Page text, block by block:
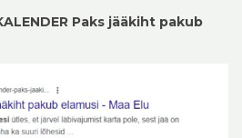
Paks jääkiht pakub